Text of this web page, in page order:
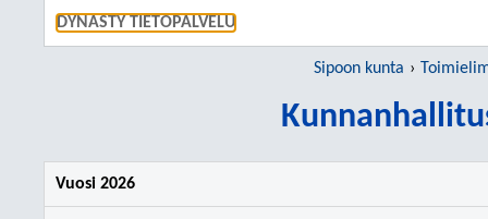
DYNASTY TIETOPALVELU
Sipoon kunta
Vuosi 2026